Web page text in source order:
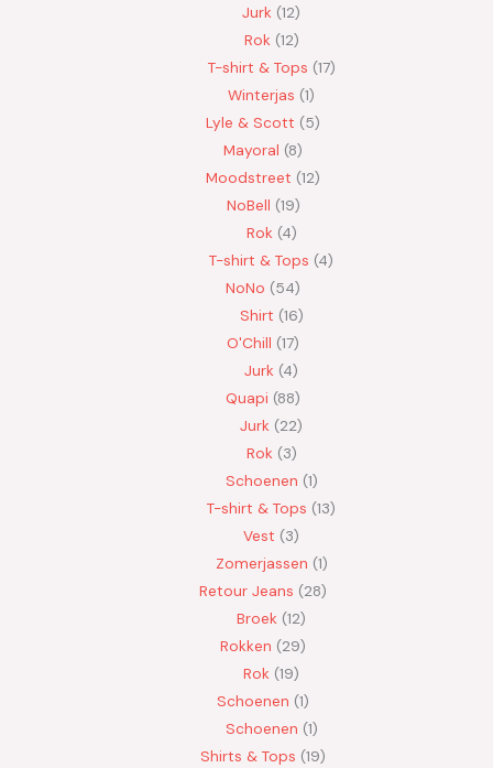
Jurk 12
Rok 12
T-shirt & Tops 17
Winterjas 1
Lyle & Scott
5
Mayoral 8
Moodstreet 12
NoBell 19
Rok 4
T-shirt & Tops 4
NoNo
54
Shirt 16
O'Chill 17
Jurk 4
Quapi 88
Jurk 22
Rok 3
Schoenen 1
T-shirt & Tops 13
Vest
3
Zomerjassen 1
Retour Jeans
28
Broek 12
Rokken
29
Rok 19
Schoenen 1
Schoenen 1
Shirts & Tops 19